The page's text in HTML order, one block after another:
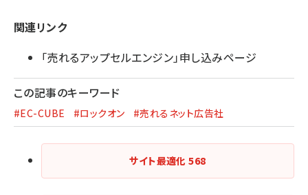
関連リンク
「売れるアップセルエンジン」申し込みページ
この記事のキーワード
#EC-CUBE #ロックオン #売れるネット広告社
サイト最適化568